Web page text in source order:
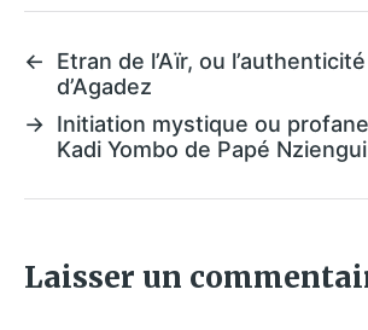
←
Etran de l’Aïr, ou
d’Agadez
→ Initiation mystique ou
Kadi Yombo de Papé Nziengui
Laisser un